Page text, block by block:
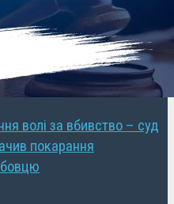
волі за вбивство – суд
покарання